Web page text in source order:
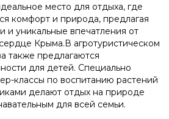
место для отдыха, где
комфорт и природа, предлагая
и уникальные впечатления от
Крыма.В агротуристическом
также предлагаются
для детей. Специально
классы по воспитанию растений
делают отдых на природе
для всей семьи.